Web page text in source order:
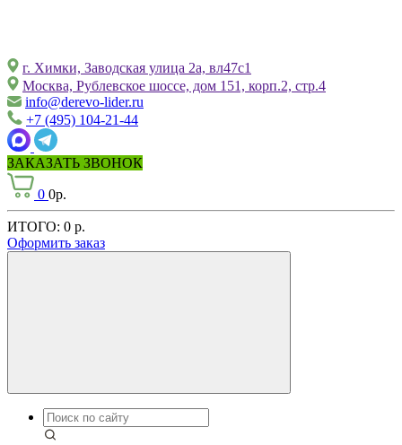
г. Химки, Заводская улица 2а, вл47с1
Москва, Рублевское шоссе, дом 151, корп.2, стр.4
info@derevo-lider.ru
+7 (495) 104-21-44
ЗАКАЗАТЬ ЗВОНОК
0 0р.
ИТОГО: 0 р.
Оформить заказ